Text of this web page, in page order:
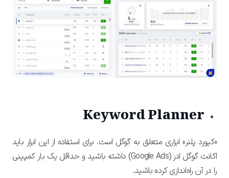
Keyword Planner
«کیورد پلنر» ابزاری متعلق به گوگل است. برای استفاده از این ابزار باید
اکانت گوگل ادز (Google Ads
)داشته باشید و حداقل یک بار کمپینی
را در آن راه‌اندازی کرده باشید.